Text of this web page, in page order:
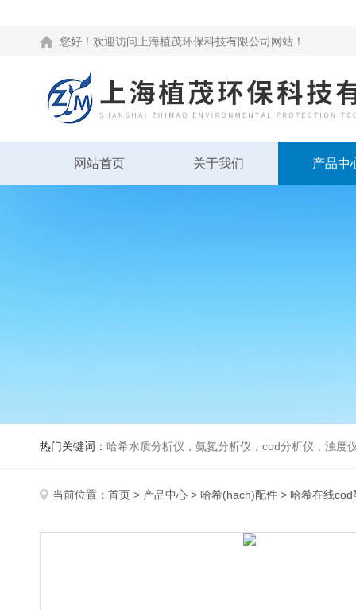
您好！欢迎访问上海植茂环保科技有限公司网站！
网站首页 关于我们 产品中
热门关键词： 哈希水质分析仪，氨氮分析仪，cod分析仪，浊度
当前位置： 首页 > 产品中心 > 哈希(hach)配件 > 哈希在线cod